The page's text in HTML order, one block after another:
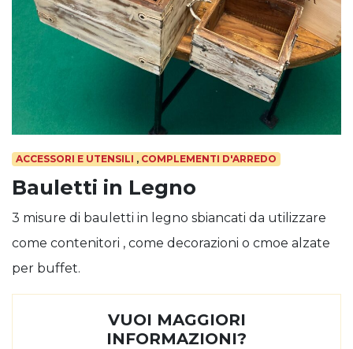
ACCESSORI E UTENSILI , COMPLEMENTI D'ARREDO
Bauletti in Legno
3 misure di bauletti in legno sbiancati da utilizzare
come contenitori , come decorazioni o cmoe alzate
per buffet.
VUOI MAGGIORI
INFORMAZIONI?